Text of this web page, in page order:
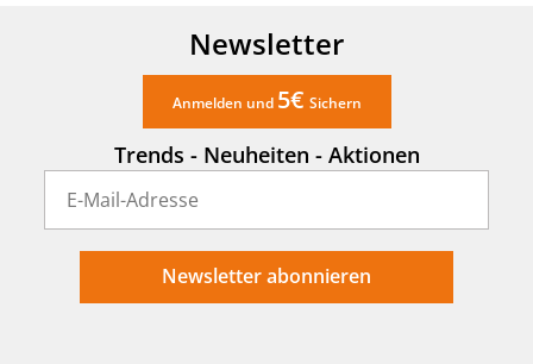
Newsletter
Anmelden und 5€ Sichern
Trends - Neuheiten - Aktionen
Newsletter abonnieren